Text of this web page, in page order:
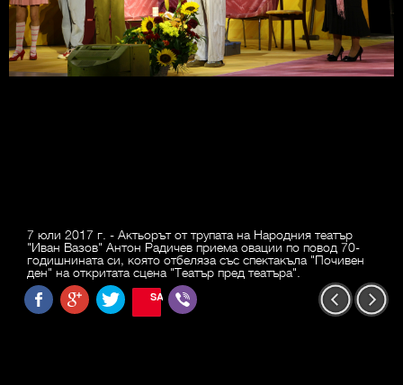
7 юли 2017 г. - Актьорът от трупата на Народния театър
"Иван Вазов" Антон Радичев приема овации по повод 70-
годишнината си, която отбеляза със спектакъла "Почивен
ден" на откритата сцена "Театър пред театъра".
SAVE